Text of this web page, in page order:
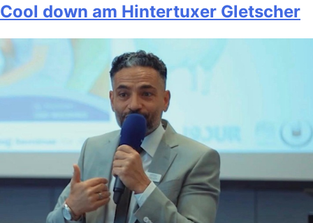
Cool down am Hintertuxer Gletscher